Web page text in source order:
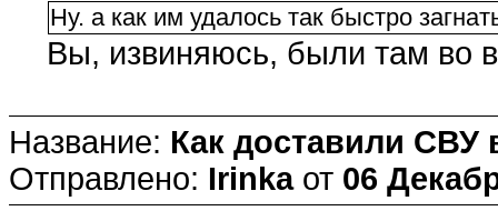
Ну. а как им удалось так быстро
Вы, извиняюсь, были там во
Название: Как доставили СВУ
Отправлено: Irinkaот 06